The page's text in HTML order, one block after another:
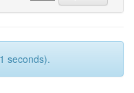
seconds).